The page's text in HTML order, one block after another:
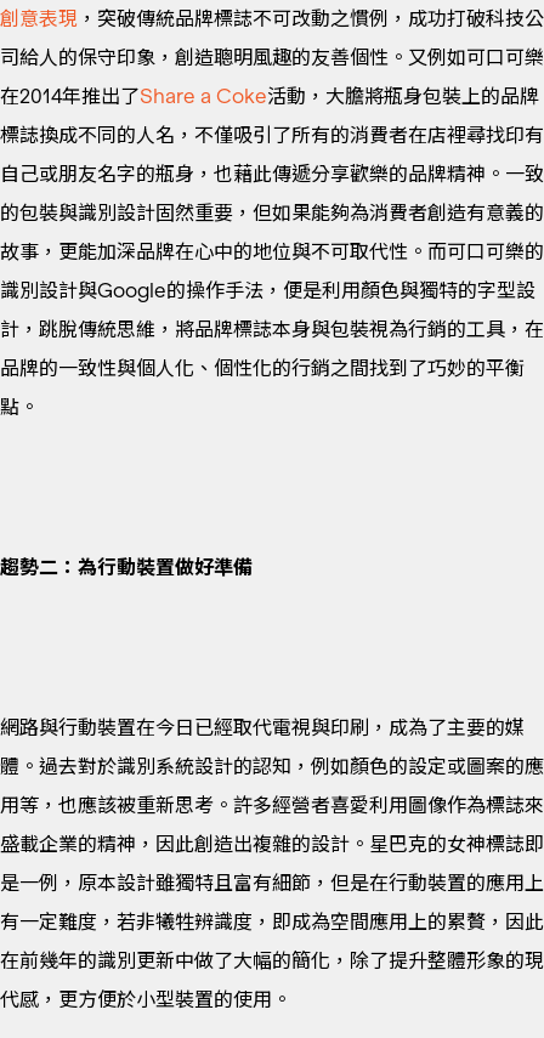
創意表現 ，突破傳統品牌標誌不可改動之慣例，成功打破科技公
司給人的保守印象，創造聰明風趣的友善個性。又例如可口可樂
在2014年推出了Share a Coke活動，大膽將瓶身包裝上的品牌
標誌換成不同的人名，不僅吸引了所有的消費者在店裡尋找印有
自己或朋友名字的瓶身，也藉此傳遞分享歡樂的品牌精神。一致
的包裝與識別設計固然重要，但如果能夠為消費者創造有意義的
故事，更能加深品牌在心中的地位與不可取代性。而可口可樂的
識別設計與Google的操作手法，便是利用顏色與獨特的字型設
計，跳脫傳統思維，將品牌標誌本身與包裝視為行銷的工具，在
品牌的一致性與個人化、個性化的行銷之間找到了巧妙的平衡
點。
趨勢二：為行動裝置做好準備
網路與行動裝置在今日已經取代電視與印刷，成為了主要的媒
體。過去對於識別系統設計的認知，例如顏色的設定或圖案的應
用等，也應該被重新思考。許多經營者喜愛利用圖像作為標誌來
盛載企業的精神，因此創造出複雜的設計。星巴克的女神標誌即
是一例，原本設計雖獨特且富有細節，但是在行動裝置的應用上
有一定難度，若非犧牲辨識度，即成為空間應用上的累贅，因此
在前幾年的識別更新中做了大幅的簡化，除了提升整體形象的現
代感，更方便於小型裝置的使用。